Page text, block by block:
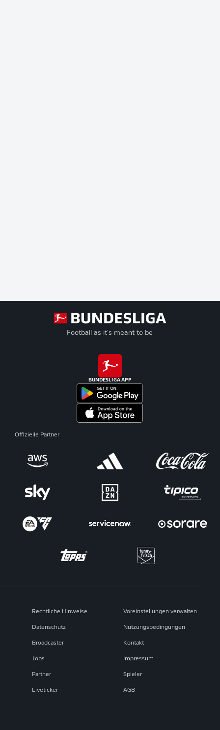
Football as it's meant to be
BUNDESLIGA APP
Offizielle Partner
Rechtliche Hinweise Voreinstellungen verwalten
Datenschutz Nutzungsbedingungen
Broadcaster Kontakt
Jobs Impressum
Partner Spieler
Liveticker AGB